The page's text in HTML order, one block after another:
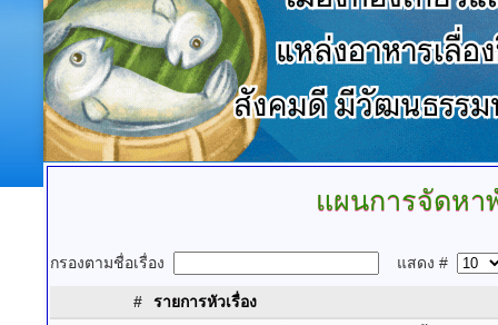
แผนการจัดหา
กรองตามชื่อเรื่อง แสดง #
#
รายการหัวเรื่อง